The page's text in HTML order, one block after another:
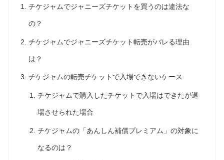
チケジャムでジャニーズチケットを買うのは違法な
の？
チケジャムでジャニーズチケット転売がバレる理由
は？
チケジャムの転売チケットで入場できないケース
チケジャムで購入したチケットで入場はできたが退
場させられた場合
チケジャムの「あんしん補償プレミアム」の対象に
なるのは？